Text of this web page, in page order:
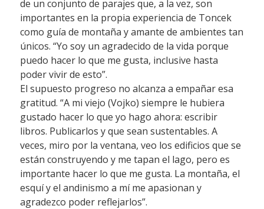
de un conjunto de parajes que, a la vez, son
importantes en la propia experiencia de Toncek
como guía de montaña y amante de ambientes tan
únicos. “Yo soy un agradecido de la vida porque
puedo hacer lo que me gusta, inclusive hasta
poder vivir de esto”.
El supuesto progreso no alcanza a empañar esa
gratitud. “A mi viejo (Vojko) siempre le hubiera
gustado hacer lo que yo hago ahora: escribir
libros. Publicarlos y que sean sustentables. A
veces, miro por la ventana, veo los edificios que se
están construyendo y me tapan el lago, pero es
importante hacer lo que me gusta. La montaña, el
esquí y el andinismo a mí me apasionan y
agradezco poder reflejarlos”.